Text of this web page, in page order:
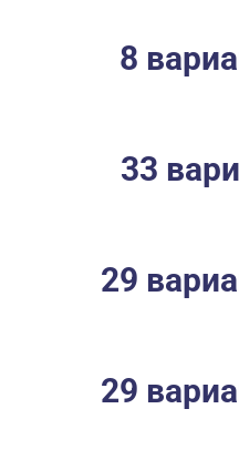
8
33
29
29